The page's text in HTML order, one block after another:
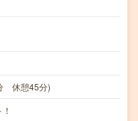
休憩45分)